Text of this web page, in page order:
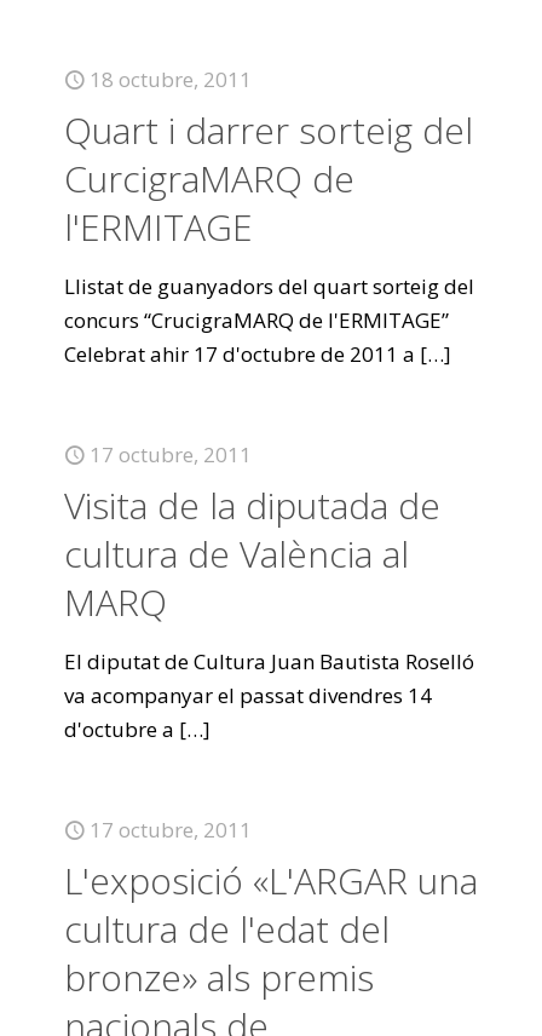
18 octubre, 2011
Quart i darrer sorteig del
CurcigraMARQ de
l'ERMITAGE
Llistat de guanyadors del quart sorteig del
concurs “CrucigraMARQ de l'ERMITAGE”
Celebrat ahir 17 d'octubre de 2011 a […]
17 octubre, 2011
Visita de la diputada de
cultura de València al
MARQ
El diputat de Cultura Juan Bautista Roselló
va acompanyar el passat divendres 14
d'octubre a […]
17 octubre, 2011
L'exposició «L'ARGAR una
cultura de l'edat del
bronze» als premis
nacionals de